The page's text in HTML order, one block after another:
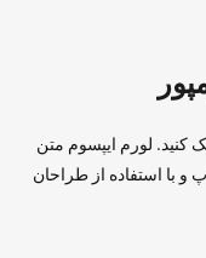
کنید. لورم ایپسوم متن
و با استفاده از طراحان